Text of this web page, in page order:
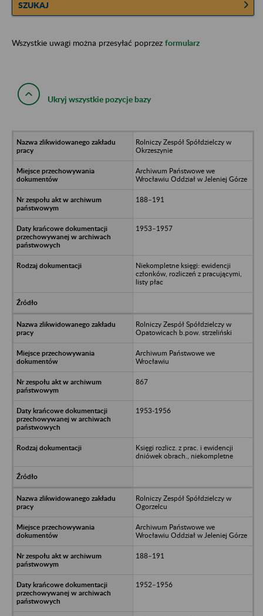
SZUKAJ
Wszystkie uwagi można przesyłać poprzez formularz
Ukryj wszystkie pozycje bazy
Rolniczy Zespół Spółdzielczy w
Okrzeszynie
Archiwum Państwowe we
Wrocławiu Oddział w Jeleniej Górze
188–191
1953–1957
Niekompletne księgi: ewidencji
członków, rozliczeń z pracującymi,
listy płac
Rolniczy Zespół Spółdzielczy w
Opatowicach b.pow. strzeliński
Archiwum Państwowe we
Wrocławiu
867
1953-1956
Księgi rozlicz. z prac. i ewidencji
dniówek obrach., niekompletne
Rolniczy Zespół Spółdzielczy w
Ogorzelcu
Archiwum Państwowe we
Wrocławiu Oddział w Jeleniej Górze
188–191
1952–1956